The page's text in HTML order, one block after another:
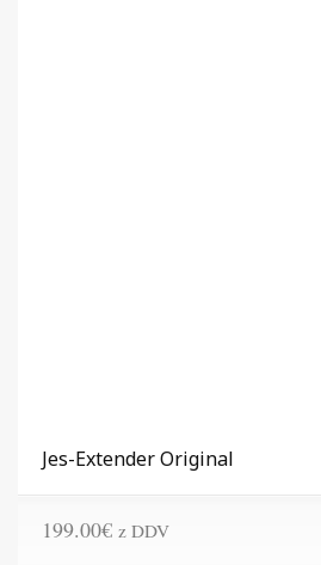
Jes-Extender Original
199.00€ z DDV